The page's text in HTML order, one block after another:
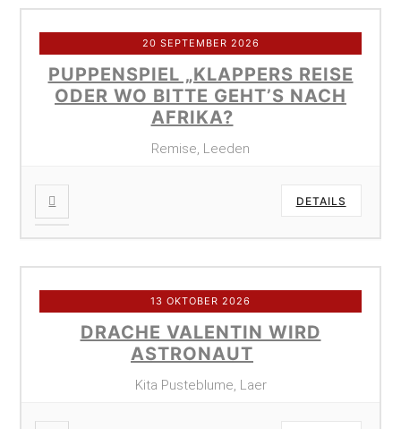
20 SEPTEMBER 2026
PUPPENSPIEL „KLAPPERS REISE
ODER WO BITTE GEHT’S NACH
AFRIKA?
Remise, Leeden
DETAILS
13 OKTOBER 2026
DRACHE VALENTIN WIRD
ASTRONAUT
Kita Pusteblume, Laer